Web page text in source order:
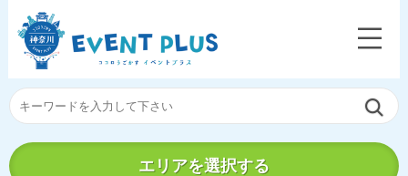
エリアを選択する